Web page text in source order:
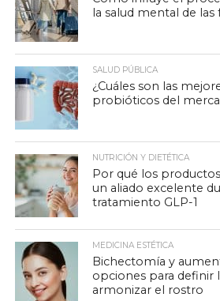
la salud mental de las
SALUD PÚBLICA
¿Cuáles son las
probióticos del
NUTRICIÓN Y DIETÉTICA
Por qué los
un aliado excelente
tratamiento GLP-1
MEDICINA ESTÉTICA
Bichectomía y
opciones para definir
armonizar el rostro